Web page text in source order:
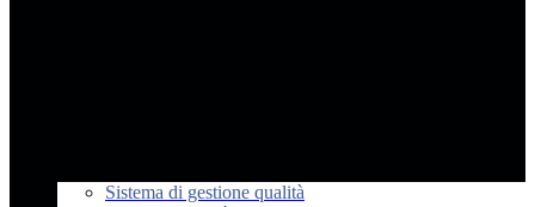
Sistema di gestione qualità